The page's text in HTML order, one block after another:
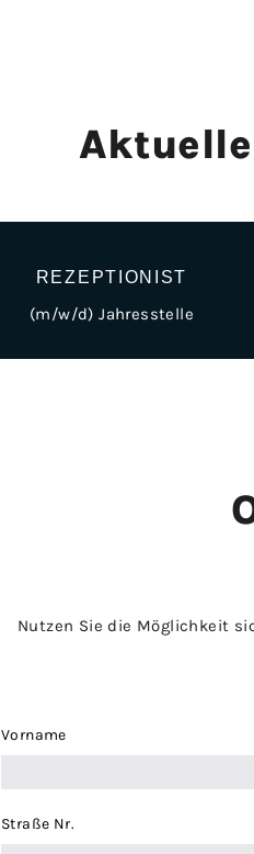
REZEPTIONIST
(m/w/d) Jahresstelle
Nutzen Sie die Möglichkeit
Vorname
Straße Nr.